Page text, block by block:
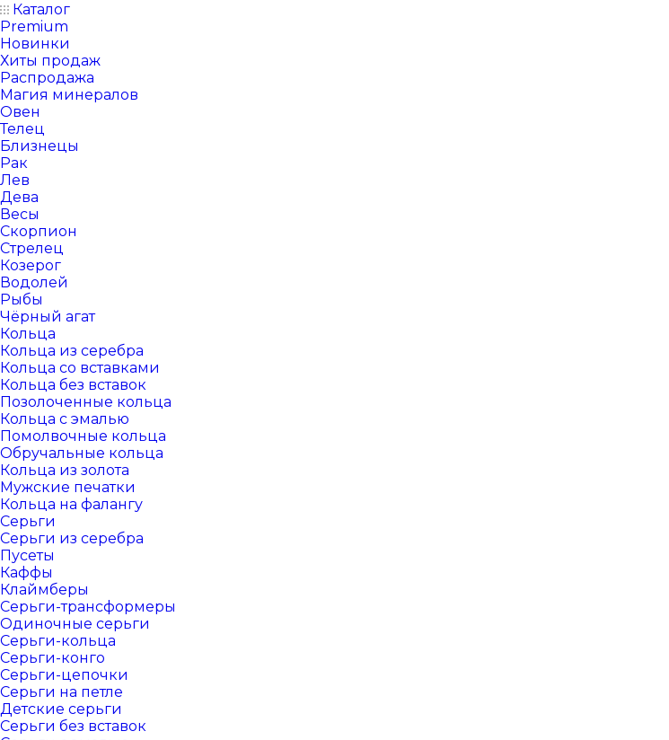
Каталог
Premium
Новинки
Хиты продаж
Распродажа
Магия минералов
Овен
Телец
Близнецы
Рак
Лев
Дева
Весы
Скорпион
Стрелец
Козерог
Водолей
Рыбы
Чёрный агат
Кольца
Кольца из серебра
Кольца со вставками
Кольца без вставок
Позолоченные кольца
Кольца с эмалью
Помолвочные кольца
Обручальные кольца
Кольца из золота
Мужские печатки
Кольца на фалангу
Серьги
Серьги из серебра
Пусеты
Каффы
Клаймберы
Серьги-трансформеры
Одиночные серьги
Серьги-кольца
Серьги-конго
Серьги-цепочки
Серьги на петле
Детские серьги
Серьги без вставок